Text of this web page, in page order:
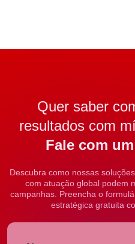
Quer saber
resultados com
Fale com
Descubra como nossas
com atuação global podem
campanhas. Preencha o
estratégica gratuita